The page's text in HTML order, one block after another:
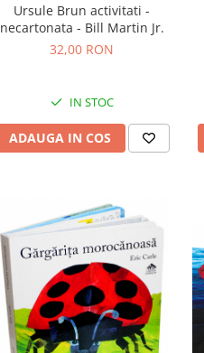
Ursule Brun activitati -
necartonata - Bill Martin Jr.
32,00 RON
IN STOC
ADAUGA IN COS